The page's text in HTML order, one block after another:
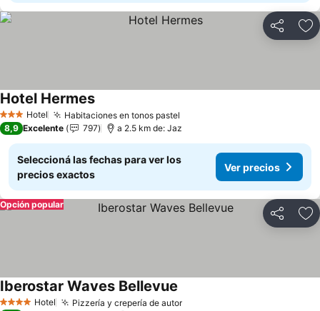
Compartir
3 Estrellas
Hotel Habitaciones en tonos pastel
Hotel HermesVer precios
8,9 Excelente 797 a 2.5 km de: Jaz
Seleccioná las fechas para ver los
precios exactos
Ver precios
Compartir
Opción popular
4 EstrellasHotel Pizzería y crepería de autorVer precios
Iberostar Waves Bellevue